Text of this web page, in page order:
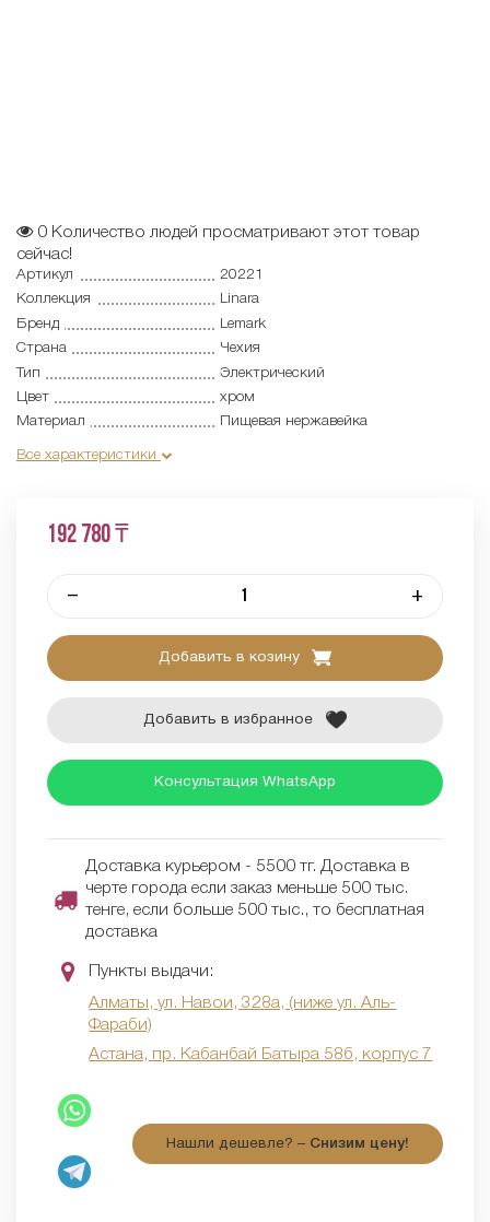
0 Количество людей просматривают этот товар
сейчас!
Артикул
20221
Коллекция
Linara
Бренд
Lemark
Страна
Чехия
Тип
Электрический
Цвет
хром
Материал
Пищевая нержавейка
Все характеристики
192 780 ₸
– +
Добавить в козину
Добавить в избранное
Консультация WhatsApp
Доставка курьером - 5500 тг. Доставка в
черте города если заказ меньше 500 тыс.
тенге, если больше 500 тыс., то бесплатная
доставка
Пункты выдачи:
Алматы, ул. Навои, 328а, (ниже ул. Аль-
Фараби)
Астана, пр. Кабанбай Батыра 58б, корпус 7
Нашли дешевле? – Снизим цену!